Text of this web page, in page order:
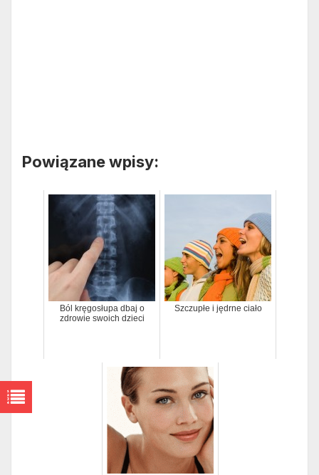
Powiązane wpisy:
Ból kręgosłupa dbaj o
zdrowie swoich dzieci
Szczupłe i jędrne ciało